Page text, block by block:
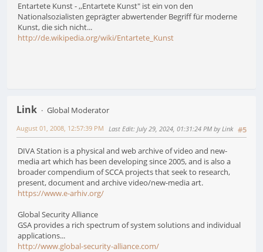
Entartete Kunst - ,,Entartete Kunst" ist ein von den
Nationalsozialisten geprägter abwertender Begriff für moderne
Kunst, die sich nicht...
http://de.wikipedia.org/wiki/Entartete_Kunst
Link
Global Moderator
#5
August 01, 2008, 12:57:39 PM Last Edit: July 29, 2024, 01:31:24 PM by Link
DIVA Station is a physical and web archive of video and new-
media art which has been developing since 2005, and is also a
broader compendium of SCCA projects that seek to research,
present, document and archive video/new-media art.
https://www.e-arhiv.org/
Global Security Alliance
GSA provides a rich spectrum of system solutions and individual
applications...
http://www.global-security-alliance.com/